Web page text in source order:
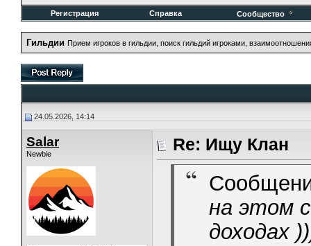
Регистрация Справка Сообщество
Гильдии Прием игроков в гильдии, поиск гильдий игроками,
24.05.2026, 14:14
Salar
Newbie Re: Ищу Клан
на этом
доходах